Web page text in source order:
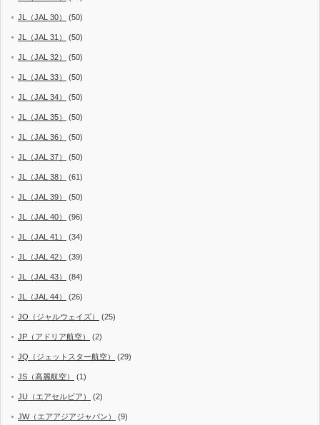
JL（JAL 30） (50)
JL（JAL 31） (50)
JL（JAL 32） (50)
JL（JAL 33） (50)
JL（JAL 34） (50)
JL（JAL 35） (50)
JL（JAL 36） (50)
JL（JAL 37） (50)
JL（JAL 38） (61)
JL（JAL 39） (50)
JL（JAL 40） (96)
JL（JAL 41） (34)
JL（JAL 42） (39)
JL（JAL 43） (84)
JL（JAL 44） (26)
JO（ジャルウェイズ） (25)
JP（アドリア航空） (2)
JQ（ジェットスター航空） (29)
JS（高麗航空） (1)
JU（エアセルビア） (2)
JW（エアアジアジャパン） (9)